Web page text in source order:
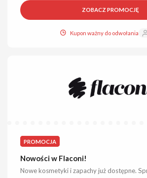
ZOBACZ PROMOCJĘ
Kupon ważny do odwołania
PROMOCJA
Nowości w Flaconi!
Nowe kosmetyki i zapachy już dostępne.